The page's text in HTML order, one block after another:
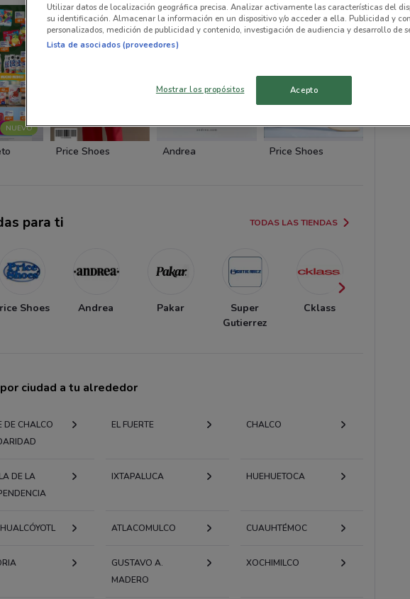
NUEVO
Price Shoes Andrea Price Shoes
para ti TODAS LAS TIENDAS
Shoes Andrea Pakar
Super
Gutierrez
Cklass
ciudad a tu alrededor
DE CHALCO
EL FUERTE CHALCO
DE LA
IXTAPALUCA HUEHUETOCA
ATLACOMULCO CUAUHTÉMOC
GUSTAVO A.
MADERO
XOCHIMILCO
Utilizar datos de localización geográfica precisa. Analizar activamente las características del
su identificación. Almacenar la información en un dispositivo y/o acceder a ella. Publicidad y
personalizados, medición de publicidad y contenido, investigación de audiencia y desarrollo de
Lista de asociados (proveedores)
Mostrar los propósitos Acepto